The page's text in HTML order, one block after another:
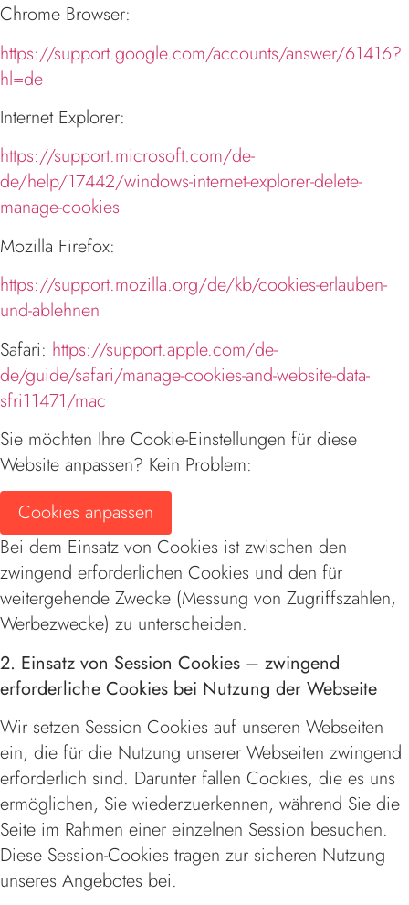
Chrome Browser:
https://support.google.com/accounts/answer/61416?
hl=de
Internet Explorer:
https://support.microsoft.com/de-
de/help/17442/windows-internet-explorer-delete-
manage-cookies
Mozilla Firefox:
https://support.mozilla.org/de/kb/cookies-erlauben-
und-ablehnen
Safari: https://support.apple.com/de-
de/guide/safari/manage-cookies-and-website-data-
sfri11471/mac
Sie möchten Ihre Cookie-Einstellungen für diese
Website anpassen? Kein Problem:
Cookies anpassen
Bei dem Einsatz von Cookies ist zwischen den
zwingend erforderlichen Cookies und den für
weitergehende Zwecke (Messung von Zugriffszahlen,
Werbezwecke) zu unterscheiden.
2. Einsatz von Session Cookies – zwingend
erforderliche Cookies bei Nutzung der Webseite
Wir setzen Session Cookies auf unseren Webseiten
ein, die für die Nutzung unserer Webseiten zwingend
erforderlich sind. Darunter fallen Cookies, die es uns
ermöglichen, Sie wiederzuerkennen, während Sie die
Seite im Rahmen einer einzelnen Session besuchen.
Diese Session-Cookies tragen zur sicheren Nutzung
unseres Angebotes bei.